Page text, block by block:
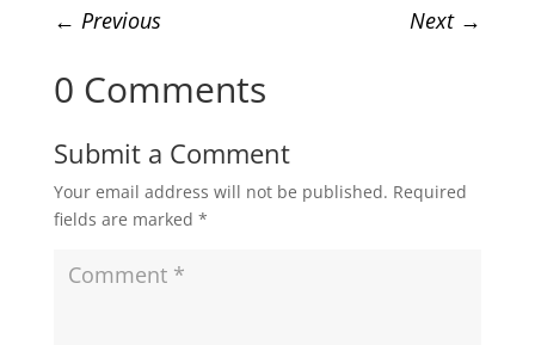
← Previous Next→
0 Comments
Submit a Comment
Your email address will not be published. Required
fields are marked *